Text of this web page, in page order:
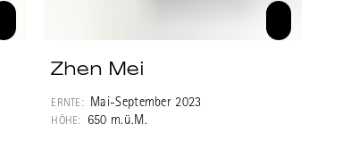
Zhen Mei
ERNTE: Mai-September 2023
HÖHE: 650 m.ü.M.